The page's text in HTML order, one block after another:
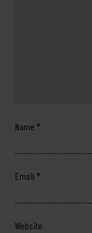
Name *
Email *
Website